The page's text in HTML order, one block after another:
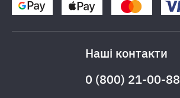
Наші контакти
0 (800) 21-00-88